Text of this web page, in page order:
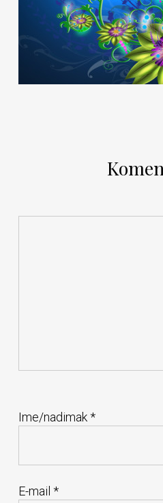
Ime/nadimak*
E-mail *